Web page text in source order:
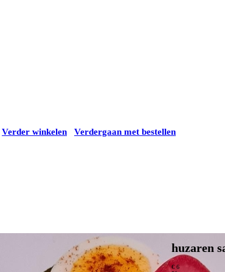
Verder winkelen Verdergaan met bestellen
huzaren
€ 6